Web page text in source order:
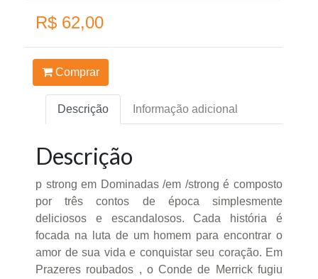
R$ 62,00
Comprar
Descrição Informação adicional
Descrição
p strong em Dominadas /em /strong é composto
por três contos de época simplesmente
deliciosos e escandalosos. Cada história é
focada na luta de um homem para encontrar o
amor de sua vida e conquistar seu coração. Em
Prazeres roubados , o Conde de Merrick fugiu